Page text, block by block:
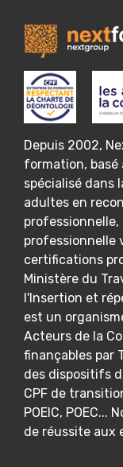
Depuis 2002,
formation, basé
spécialisé dans
adultes en
professionnelle
certifications
Ministère du
l'Insertion et
est un
Acteurs de la
finançables par
des dispositifs
CPF de
POEIC, POEC...
de réussite aux